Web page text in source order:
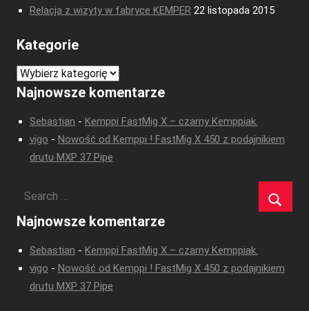
Relacja z wizyty w fabryce KEMPER 22 listopada 2015
Kategorie
Kategorie
Najnowsze komentarze
Sebastian - Kemppi FastMig X – czarny Kemppiak.
vigo - Nowość od Kemppi ! FastMig X 450 z podajnikiem
drutu MXP 37 Pipe
Najnowsze komentarze
Sebastian - Kemppi FastMig X – czarny Kemppiak.
vigo - Nowość od Kemppi ! FastMig X 450 z podajnikiem
drutu MXP 37 Pipe